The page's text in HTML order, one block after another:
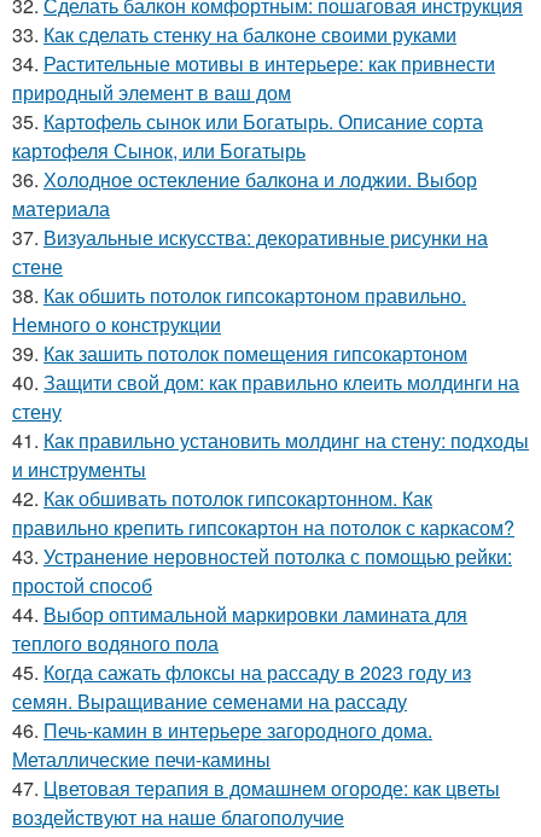
32. Сделать балкон комфортным: пошаговая инструкция
33. Как сделать стенку на балконе своими руками
34. Растительные мотивы в интерьере: как привнести
природный элемент в ваш дом
35. Картофель сынок или Богатырь. Описание сорта
картофеля Сынок, или Богатырь
36. Холодное остекление балкона и лоджии. Выбор
материала
37. Визуальные искусства: декоративные рисунки на
стене
38. Как обшить потолок гипсокартоном правильно.
Немного о конструкции
39. Как зашить потолок помещения гипсокартоном
40. Защити свой дом: как правильно клеить молдинги на
стену
41. Как правильно установить молдинг на стену: подходы
и инструменты
42. Как обшивать потолок гипсокартонном. Как
правильно крепить гипсокартон на потолок с каркасом?
43. Устранение неровностей потолка с помощью рейки:
простой способ
44. Выбор оптимальной маркировки ламината для
теплого водяного пола
45. Когда сажать флоксы на рассаду в 2023 году из
семян. Выращивание семенами на рассаду
46. Печь-камин в интерьере загородного дома.
Металлические печи-камины
47. Цветовая терапия в домашнем огороде: как цветы
воздействуют на наше благополучие